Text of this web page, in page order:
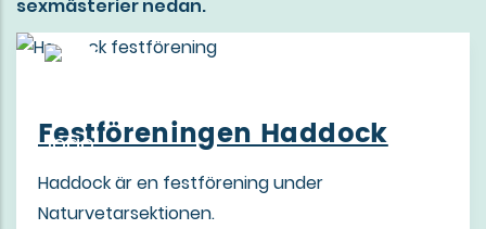
sexmästerier nedan.
Festföreningen Haddock
Haddock är en festförening under
Naturvetarsektionen.